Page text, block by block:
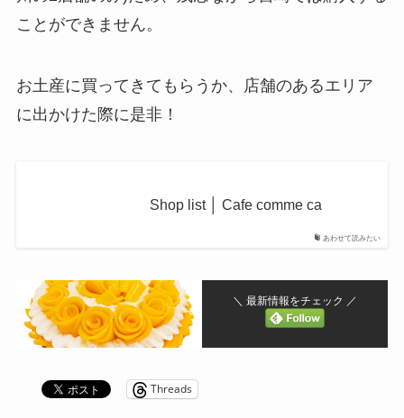
ことができません。
お土産に買ってきてもらうか、店舗のあるエリア
に出かけた際に是非！
あわせて読みたい
Shop list │ Cafe comme ca
＼ 最新情報をチェック ／
Threads